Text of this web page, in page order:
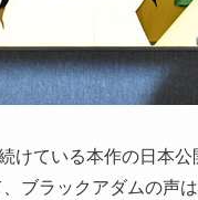
けている本作の日本
ブラックアダムの声